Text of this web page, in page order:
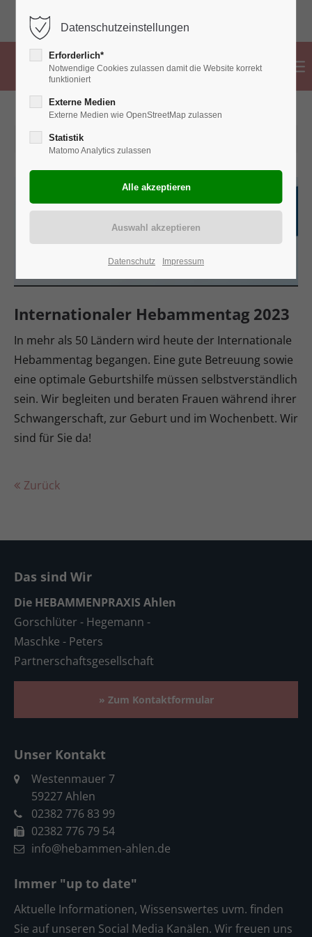
02382 776 83 99 info@hebammen-ahlen.de
2023-05-05 10:22
Internationaler Hebammentag 2023
In mehr als 50 Ländern wird heute der Internationale
Hebammentag begangen. Eine gute Betreuung sowie
eine optimale Geburtshilfe müssen selbstverständlich
sein. Wir begleiten und beraten Frauen während ihrer
Schwangerschaft, zur Geburt und im Wochenbett. Wir
sind für Sie da!
Zurück
Das sind Wir
Die HEBAMMENPRAXIS Ahlen
Gorschlüter - Hegemann -
Maschke - Peters
Partnerschaftsgesellschaft
» Zum Kontaktformular
Unser Kontakt
Westenmauer 7
59227 Ahlen
02382 776 83 99
02382 776 79 54
info@hebammen-ahlen.de
Immer "up to date"
Aktuelle Informationen, Wissenswertes uvm. finden
Sie auf unseren Social Media Kanälen. Wir freuen uns
Datenschutzeinstellungen
Erforderlich*
Notwendige Cookies zulassen damit die Website korrekt
funktioniert
Externe Medien
Externe Medien wie OpenStreetMap zulassen
Statistik
Matomo Analytics zulassen
Datenschutz Impressum